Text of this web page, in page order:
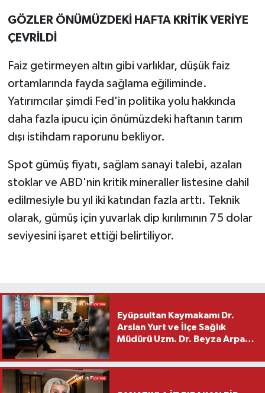
GÖZLER ÖNÜMÜZDEKİ HAFTA KRİTİK VERİYE
ÇEVRİLDİ
Faiz getirmeyen altın gibi varlıklar, düşük faiz
ortamlarında fayda sağlama eğiliminde.
Yatırımcılar şimdi Fed'in politika yolu hakkında
daha fazla ipucu için önümüzdeki haftanın tarım
dışı istihdam raporunu bekliyor.
Spot gümüş fiyatı, sağlam sanayi talebi, azalan
stoklar ve ABD'nin kritik mineraller listesine dahil
edilmesiyle bu yıl iki katından fazla arttı. Teknik
olarak, gümüş için yuvarlak dip kırılımının 75 dolar
seviyesini işaret ettiği belirtiliyor.
Eyüpsultan Kaymakamı Dr.
Arslan Yurt ve İlçe Sağlık
Müdürü Uzm. Dr. Beyza Arpacı
Ziyareti